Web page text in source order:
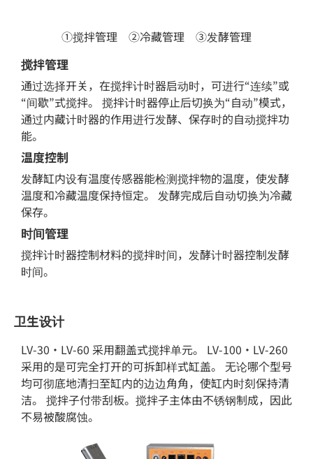
①搅拌管理 ②冷藏管理 ③发酵管理
搅拌管理
通过选择开关，在搅拌计时器启动时，可进行“连续”或
“间歇”式搅拌。 搅拌计时器停止后切换为“自动”模式，
通过内藏计时器的作用进行发酵、保存时的自动搅拌功
能。
温度控制
发酵缸内设有温度传感器能检测搅拌物的温度，使发酵
温度和冷藏温度保持恒定。 发酵完成后自动切换为冷藏
保存。
时间管理
搅拌计时器控制材料的搅拌时间，发酵计时器控制发酵
时间。
卫生设计
LV-30・LV-60 采用翻盖式搅拌单元。 LV-100・LV-260
采用的是可完全打开的可拆卸样式缸盖。 无论哪个型号
均可彻底地清扫至缸内的边边角角，使缸内时刻保持清
洁。 搅拌子付带刮板。搅拌子主体由不锈钢制成，因此
不易被酸腐蚀。